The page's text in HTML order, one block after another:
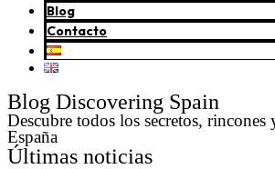
Blog
Contacto
Blog Discovering Spain
Descubre todos los secretos, rincones
España
Últimas noticias